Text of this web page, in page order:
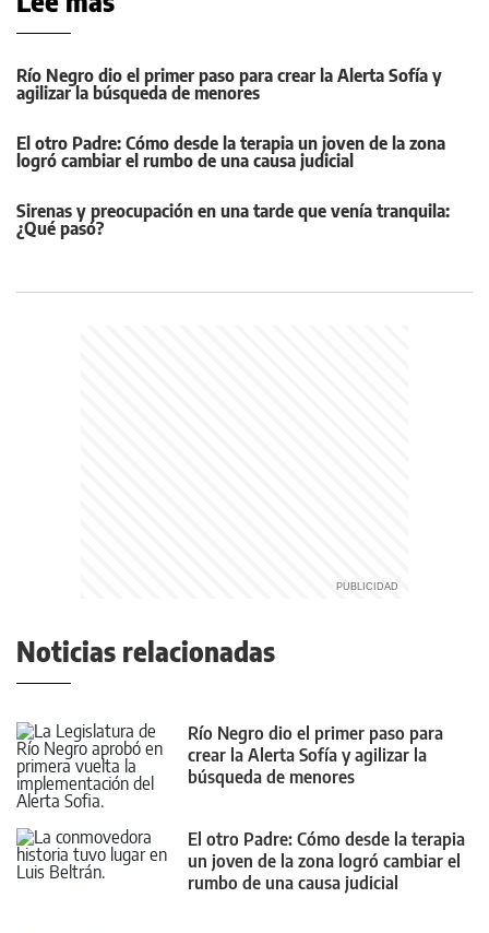
Río Negro dio el primer paso para crear la Alerta Sofía y
agilizar la búsqueda de menores
El otro Padre: Cómo desde la terapia un joven de la zona
logró cambiar el rumbo de una causa judicial
Sirenas y preocupación en una tarde que venía tranquila:
¿Qué pasó?
Noticias relacionadas
Río Negro dio el primer paso para
crear la Alerta Sofía y agilizar la
búsqueda de menores
El otro Padre: Cómo desde la terapia
un joven de la zona logró cambiar el
rumbo de una causa judicial